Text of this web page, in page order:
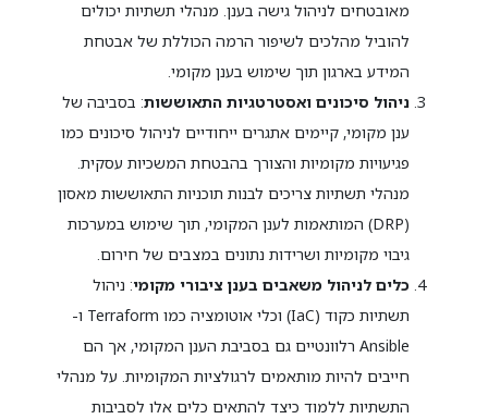
מאובטחים לניהול גישה בענן. מנהלי תשתיות יכולים
להוביל מהלכים לשיפור הרמה הכוללת של אבטחת
המידע בארגון תוך שימוש בענן מקומי.
ניהול סיכונים ואסטרטגיות התאוששות: בסביבה של
ענן מקומי, קיימים אתגרים ייחודיים לניהול סיכונים כמו
פגיעויות מקומיות והצורך בהבטחת המשכיות עסקית.
מנהלי תשתיות צריכים לבנות תוכניות התאוששות מאסון
(DRP) המותאמות לענן המקומי, תוך שימוש במערכות
גיבוי מקומיות ושרידות נתונים במצבים של חירום.
כלים לניהול משאבים בענן ציבורי מקומי: ניהול
תשתיות כקוד (IaC) וכלי אוטומציה כמו Terraform ו-
Ansible רלוונטיים גם בסביבת הענן המקומי, אך הם
חייבים להיות מותאמים לרגולציות המקומיות. על מנהלי
התשתיות ללמוד כיצד להתאים כלים אלו לסביבות